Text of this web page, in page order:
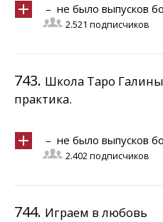
– не было выпусков
2.521 подписчиков
743. Школа Таро
практика.
– не было выпусков
2.402 подписчиков
744. Играем в любовь